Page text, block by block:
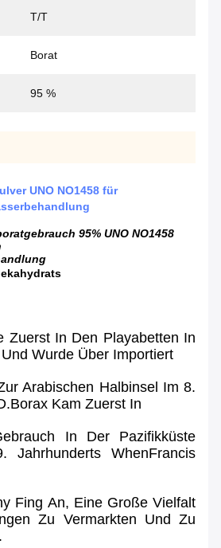
T/T
Borat
95 %
UNO NO1458 für
95% UNO NO1458
Zuerst In Den Playabetten In
Wurde Über Importiert
Arabischen Halbinsel Im 8.
Kam Zuerst In
In Der Pazifikküste
Jahrhunderts WhenFrancis
Fing An, Eine Große Vielfalt
Zu Vermarkten Und Zu